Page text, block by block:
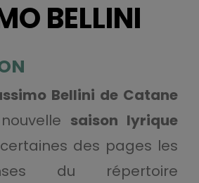
BELLINI
Bellini de Catane
saison lyrique
des pages les
du répertoire